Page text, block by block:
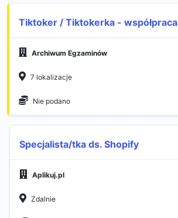
Tiktoker / Tiktokerka - współpraca
Archiwum Egzaminów
7 lokalizacje
Nie podano
Specjalista/tka ds. Shopify
Aplikuj.pl
Zdalnie